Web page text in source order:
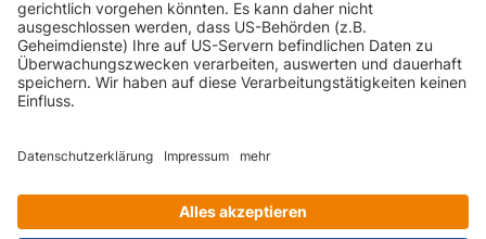
AUDI A1 (8X) A1 1.6 TDI
AUDI A1 (8X) A1 1.6 TDI 90 PS
AUDI A1 (8X) A1 1.6 TDI 105 PS
Sportback
A1 (8X)
A1 1.6 TDI
Sportback
ZAHLUNGSARTEN
KONTAKT
GEPRÜFTE QUALITÄT
VERSANDARTEN